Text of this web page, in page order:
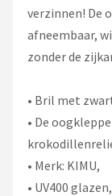
verzinnen! De
afneembaar,
zonder de
• Bril met
• De
• Merk: KIMU,
• UV400 glazen,